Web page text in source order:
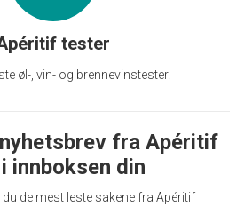
tester
øl-, vin- og brennevinstester.
fra Apéritif
innboksen din
de mest leste sakene fra Apéritif